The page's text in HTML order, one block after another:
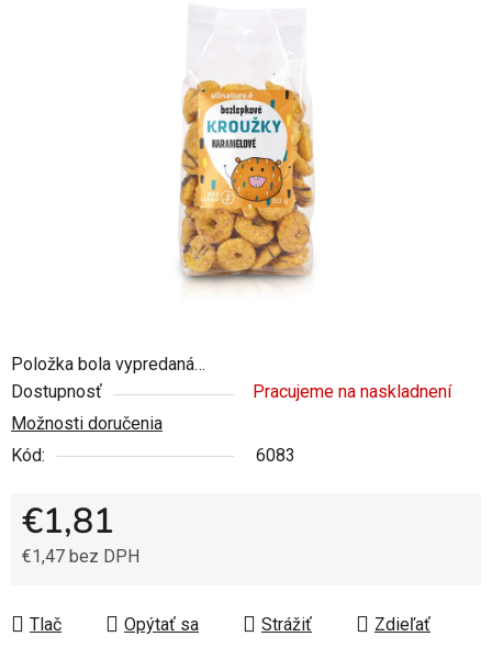
Položka bola vypredaná…
Dostupnosť
Pracujeme na naskladnení
Možnosti doručenia
Kód:
6083
€1,81
€1,47 bez DPH
Tlač
Opýtať sa Strážiť Zdieľať